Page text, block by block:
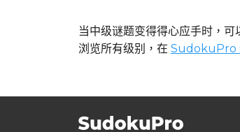
当中级谜题变得得心应手时，可
浏览所有级别，在 SudokuPro